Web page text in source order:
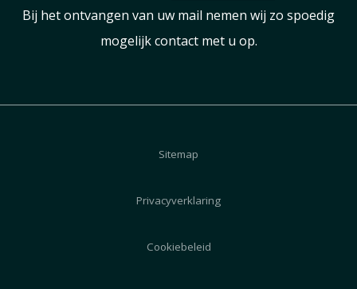
Bij het ontvangen van uw mail nemen wij zo spoedig
mogelijk contact met u op.
Sitemap
Privacyverklaring
Cookiebeleid